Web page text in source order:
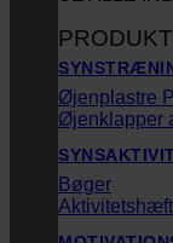
Øjenplastre
Øjenklapper
Bøger